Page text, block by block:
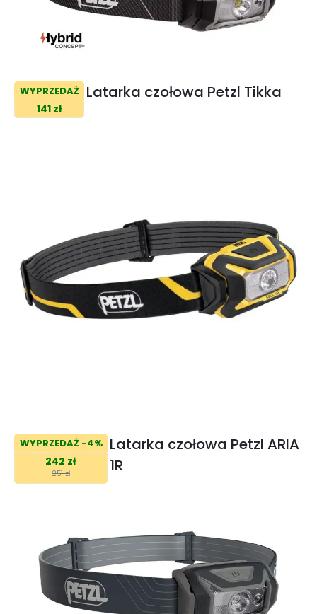
WYPRZEDAŻ
141 zł
Latarka czołowa Petzl Tikka
WYPRZEDAŻ -4%
242 zł
251 zł
Latarka czołowa Petzl ARIA
1R